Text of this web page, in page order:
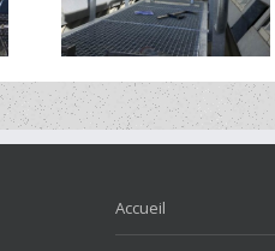
particulier
Accueil